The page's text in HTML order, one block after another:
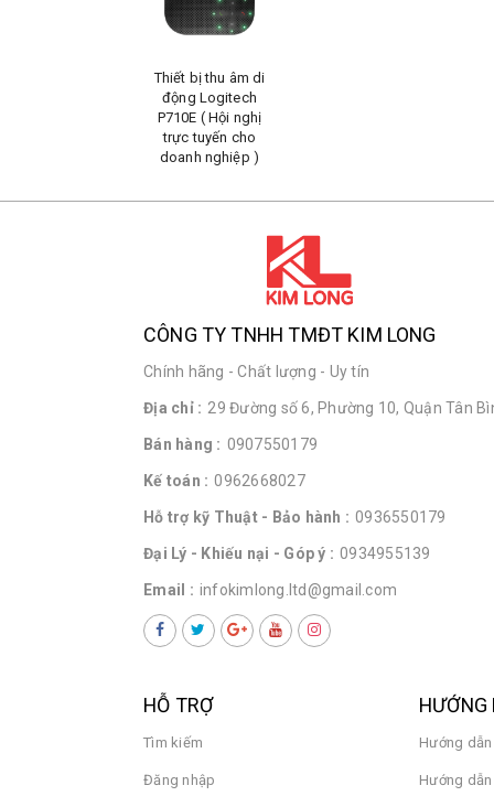
Thiết bị thu âm di
động Logitech
P710E ( Hội nghị
trực tuyến cho
doanh nghiệp )
CÔNG TY TNHH TMĐT KIM LONG
Chính hãng - Chất lượng - Uy tín
Địa chỉ : 29 Đường số 6, Phường 10, Quận Tân
Bán hàng : 0907550179
Kế toán : 0962668027
Hỗ trợ kỹ Thuật - Bảo hành : 0936550179
Đại Lý - Khiếu nại - Góp ý : 0934955139
Email : infokimlong.ltd@gmail.com
HỖ TRỢ
Tìm kiếm
Đăng nhập
HƯỚNG
Hướng
Hướng